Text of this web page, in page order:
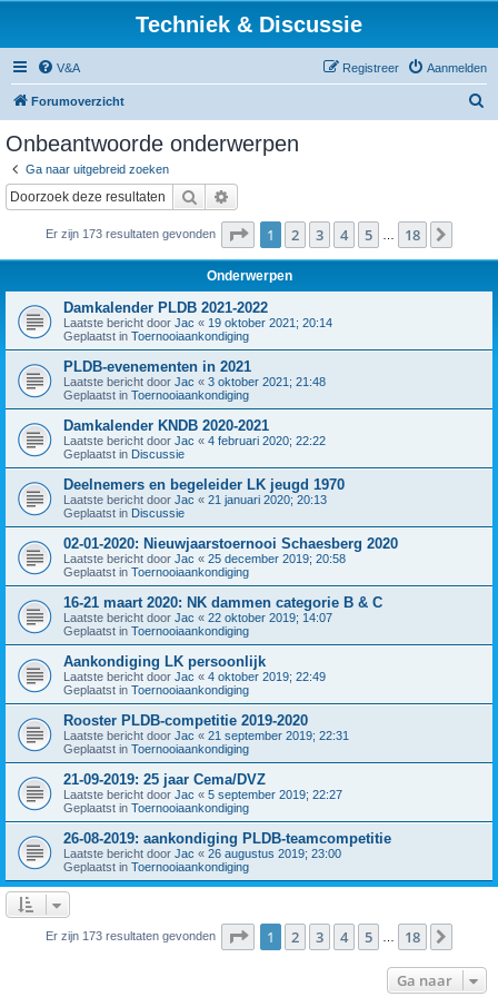
Techniek & Discussie
V&A Aanmelden
Registreer
Forumoverzicht
Onbeantwoorde onderwerpen
Ga naar uitgebreid zoeken
Zoek
Er zijn 173 resultaten gevonden Pagina van 18
1 2 3 4 5 18
Onderwerpen
Damkalender PLDB 2021-2022
Laatste bericht door Jac « 19 oktober 2021; 20:14
Geplaatst in Toernooiaankondiging
PLDB-evenementen in 2021
Laatste bericht door Jac « 3 oktober 2021; 21:48
Geplaatst in Toernooiaankondiging
Damkalender KNDB 2020-2021
Laatste bericht door Jac « 4 februari 2020; 22:22
Geplaatst in Discussie
Deelnemers en begeleider LK jeugd 1970
Laatste bericht door Jac « 21 januari 2020; 20:13
Geplaatst in Discussie
02-01-2020: Nieuwjaarstoernooi Schaesberg 2020
Laatste bericht door Jac « 25 december 2019; 20:58
Geplaatst in Toernooiaankondiging
16-21 maart 2020: NK dammen categorie B & C
Laatste bericht door Jac « 22 oktober 2019; 14:07
Geplaatst in Toernooiaankondiging
Aankondiging LK persoonlijk
Laatste bericht door Jac « 4 oktober 2019; 22:49
Geplaatst in Toernooiaankondiging
Rooster PLDB-competitie 2019-2020
Laatste bericht door Jac « 21 september 2019; 22:31
Geplaatst in Toernooiaankondiging
21-09-2019: 25 jaar Cema/DVZ
Laatste bericht door Jac « 5 september 2019; 22:27
Geplaatst in Toernooiaankondiging
26-08-2019: aankondiging PLDB-teamcompetitie
Laatste bericht door Jac « 26 augustus 2019; 23:00
Geplaatst in Toernooiaankondiging
Er zijn 173 resultaten gevonden Pagina van 18
1 2 3 4 5 18
Ga naar